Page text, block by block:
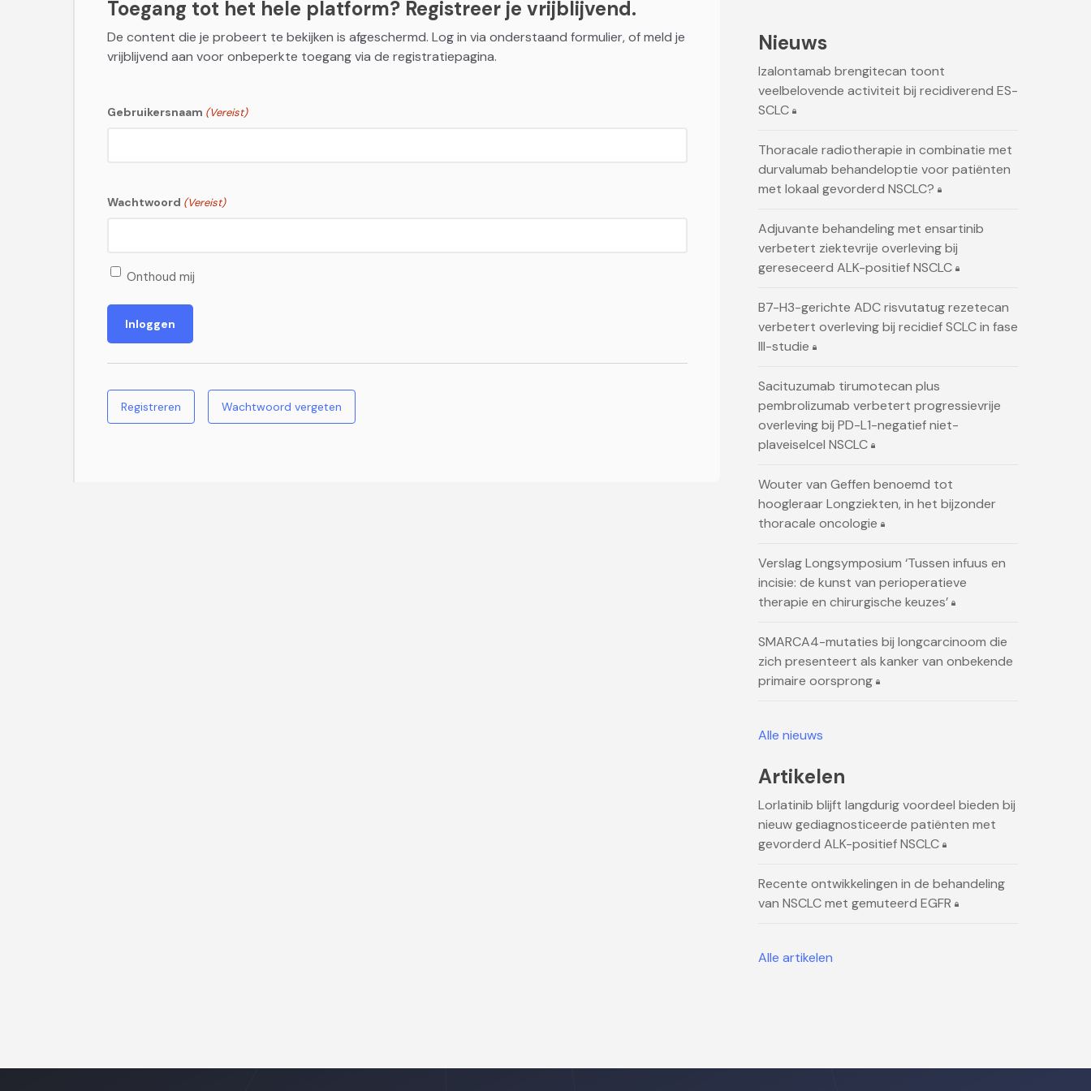
Toegang tot het hele platform? Registreer je vrijblijvend.
De content die je probeert te bekijken is afgeschermd. Log in via onderstaand formulier, of meld je
vrijblijvend aan voor onbeperkte toegang via de registratiepagina.
Gebruikersnaam (Vereist)
Wachtwoord (Vereist)
Onthoud mij
Registreren Wachtwoord vergeten
Nieuws
Izalontamab brengitecan toont
veelbelovende activiteit bij recidiverend ES-
SCLC
Thoracale radiotherapie in combinatie met
durvalumab behandeloptie voor patiënten
met lokaal gevorderd NSCLC?
Adjuvante behandeling met ensartinib
verbetert ziektevrije overleving bij
gereseceerd ALK-positief NSCLC
B7-H3-gerichte ADC risvutatug rezetecan
verbetert overleving bij recidief SCLC in fase
III-studie
Sacituzumab tirumotecan plus
pembrolizumab verbetert progressievrije
overleving bij PD-L1-negatief niet-
plaveiselcel NSCLC
Wouter van Geffen benoemd tot
hoogleraar Longziekten, in het bijzonder
thoracale oncologie
Verslag Longsymposium ‘Tussen infuus en
incisie: de kunst van perioperatieve
therapie en chirurgische keuzes’
SMARCA4-mutaties bij longcarcinoom die
zich presenteert als kanker van onbekende
primaire oorsprong
Alle nieuws
Artikelen
Lorlatinib blijft langdurig voordeel bieden bij
nieuw gediagnosticeerde patiënten met
gevorderd ALK-positief NSCLC
Recente ontwikkelingen in de behandeling
van NSCLC met gemuteerd EGFR
Alle artikelen